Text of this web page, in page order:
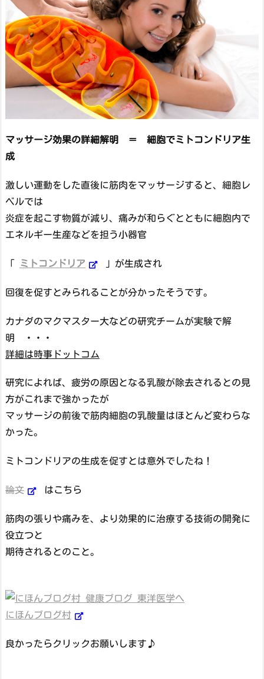
マッサージ効果の詳細解明 ＝ 細胞でミトコンドリア生
成
激しい運動をした直後に筋肉をマッサージすると、細胞レ
ベルでは
炎症を起こす物質が減り、痛みが和らぐとともに細胞内で
エネルギー生産などを担う小器官
ミトコンドリア 」が生成され
回復を促すとみられることが分かったそうです。
カナダのマクマスター大などの研究チームが実験で解
明 ・・・
詳細は時事ドットコム
研究によれば、疲労の原因となる乳酸が除去されるとの見
方がこれまで強かったが
マッサージの前後で筋肉細胞の乳酸量はほとんど変わらな
かった。
ミトコンドリアの生成を促すとは意外でしたね！
論文 はこちら
筋肉の張りや痛みを、より効果的に治療する技術の開発に
役立つと
期待されるとのこと。
にほんブログ村
良かったらクリックお願いします♪